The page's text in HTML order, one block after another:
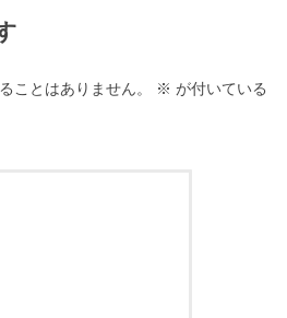
ことはありません。 ※ が付いている